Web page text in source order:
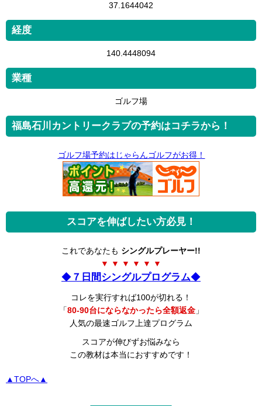
37.1644042
経度
140.4448094
業種
ゴルフ場
福島石川カントリークラブの予約はコチラから！
ゴルフ場予約はじゃらんゴルフがお得！
スコアを伸ばしたい方必見！
これであなたも シングルプレーヤー!!
▼ ▼ ▼ ▼ ▼ ▼
◆ ７日間シングルプログラム◆
コレを実行すれば100が切れる！
「80-90台にならなかったら全額返金」
人気の最速ゴルフ上達プログラム
スコアが伸びずお悩みなら
この教材は本当におすすめです！
▲TOPへ▲